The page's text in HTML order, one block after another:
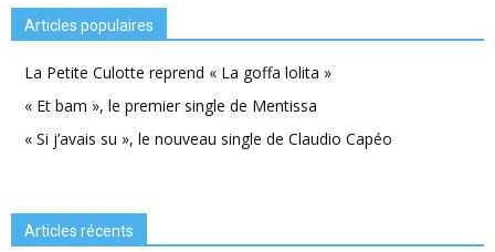
Articles populaires
La Petite Culotte reprend « La goffa lolita »
« Et bam », le premier single de Mentissa
« Si j’avais su », le nouveau single de Claudio Capéo
Articles récents